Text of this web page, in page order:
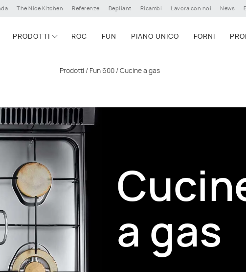
The Nice Kitchen Referenze Depliant Ricambi Lavora con noi News
PRODOTTI ROC FUN PIANO UNICO FORNI
Prodotti / Fun 600/ Cucine a gas
a gas